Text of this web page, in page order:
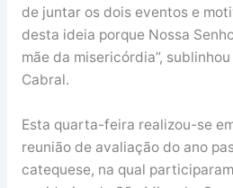
de juntar os dois eventos e
desta ideia porque Nossa
mãe da misericórdia”,
Cabral.
Esta quarta-feira realizou-se
reunião de avaliação do ano
catequese, na qual